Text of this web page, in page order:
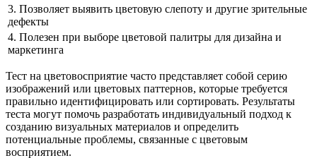
3. Позволяет выявить цветовую слепоту и другие зрительные
дефекты
4. Полезен при выборе цветовой палитры для дизайна и
маркетинга
Тест на цветовосприятие часто представляет собой серию
изображений или цветовых паттернов, которые требуется
правильно идентифицировать или сортировать. Результаты
теста могут помочь разработать индивидуальный подход к
созданию визуальных материалов и определить
потенциальные проблемы, связанные с цветовым
восприятием.